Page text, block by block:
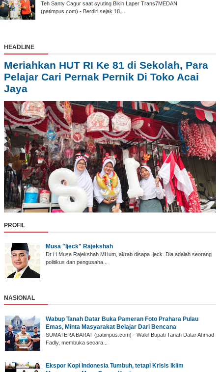
Teh Santy Cagur saat syuting Bikin Laper Trans7MEDAN
(patimpus.com) - Berdiri sejak 18...
HEADLINE
Meriahkan HUT RI Ke 81 di Sekolah, Para
Pelajar Cari Pernak Pernik Di Toko Acai
Jaya
PROFIL
Musa "Ijeck" Rajekshah
Dr H Musa Rajekshah MHum, akrab disapa Ijeck. Dia adalah seorang
politikus dan pengusaha...
NASIONAL
Wabup Tanah Datar ‎Buka Pameran Foto Prahara Pulau
Emas, Minta Masyarakat Belajar Dari Bencana
SUMATERA BARAT (p‎atimpus.com) - Wakil Bupati Tanah Datar Ahmad
Fadly, membuka secara...
Ekspor Kopi Indonesia Tumbuh, tetapi Krisis Iklim